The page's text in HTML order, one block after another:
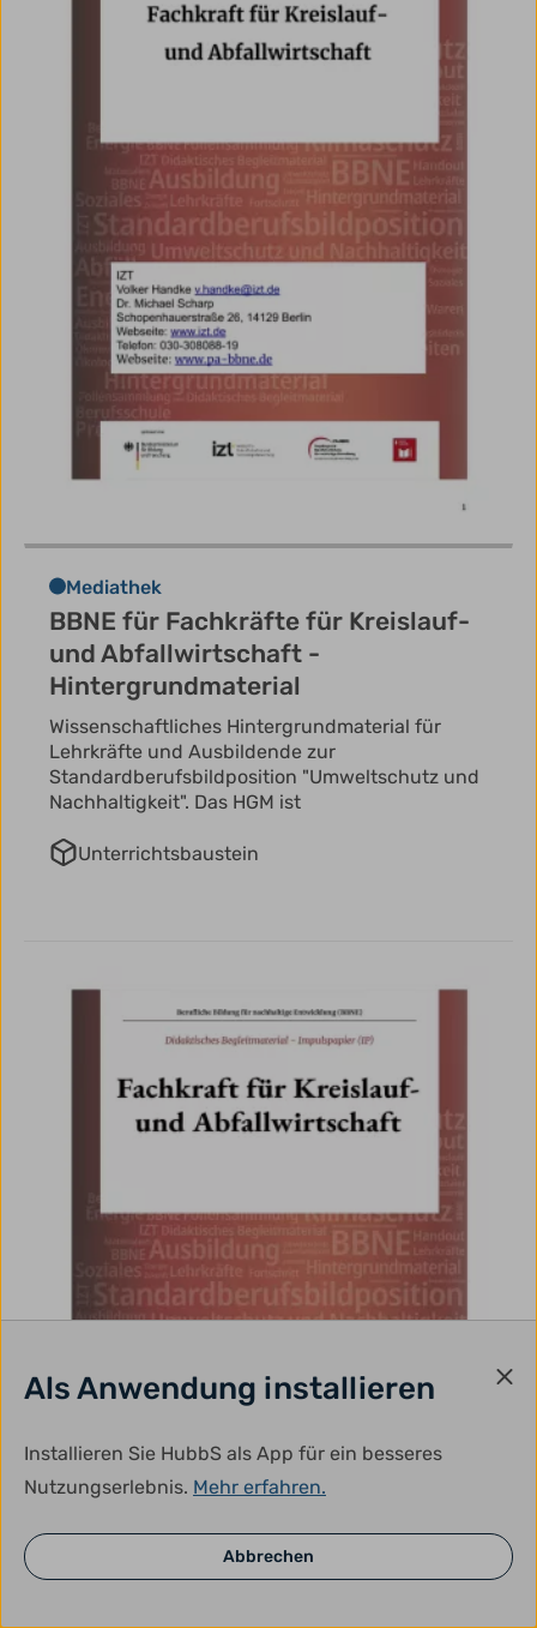
Mediathek
BBNE für Fachkräfte für Kreislauf-
und Abfallwirtschaft -
Hintergrundmaterial
Wissenschaftliches Hintergrundmaterial für
Lehrkräfte und Ausbildende zur
Standardberufsbildposition "Umweltschutz und
Nachhaltigkeit". Das HGM ist
Unterrichtsbaustein
Als Anwendung installieren
Installieren Sie HubbS als App für ein besseres
Nutzungserlebnis. Mehr erfahren.
Abbrechen